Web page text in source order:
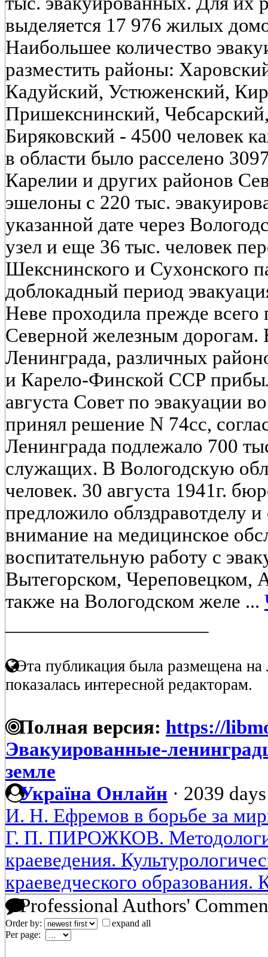
выделяется 17 976 жилых
Наибольшее количество
разместить районы:
Кадуйский, Устюженский,
Пришекснинский,
Биряковский - 4500 человек
в области было расселено
Карелии и других районов
эшелоны с 220 тыс.
указанной дате через
узел и еще 36 тыс. человек
Шекснинского и Сухонского
доблокадный период
Неве проходила прежде всего
Северной железным дорогам.
Ленинграда, различных
и Карело-Финской ССР
августа Совет по эвакуации
принял решение N 74сс,
Ленинграда подлежало 700
служащих. В Вологодскую
человек. 30 августа 1941г.
предложило облздравотделу
внимание на медицинское
воспитательную работу с
Вытегорском, Череповецком,
также на Вологодском желе ...
Эта публикация была размещена на
показалась интересной редакторам.
Полная версия: https://
Эвакуированные-
земле
Україна Онлайн · 2039
И. Н. Ефремов в борьбе за
Г. П. ПИРОЖКОВ.
краеведения.
краеведческого образования.
Professional Authors'
Order by:
expand all
Per page: